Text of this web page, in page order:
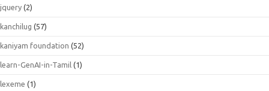
jquery (2)
kanchilug (57)
kaniyam foundation (52)
learn-GenAI-in-Tamil (1)
lexeme (1)